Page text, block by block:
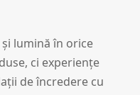
lumină în orice
ci experiențe
de încredere cu